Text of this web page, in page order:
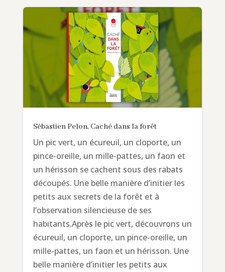
Sébastien Pelon, Caché dans la forêt
Un pic vert, un écureuil, un cloporte, un
pince-oreille, un mille-pattes, un faon et
un hérisson se cachent sous des rabats
découpés. Une belle manière d’initier les
petits aux secrets de la forêt et à
l’observation silencieuse de ses
habitants.Après le pic vert, découvrons un
écureuil, un cloporte, un pince-oreille, un
mille-pattes, un faon et un hérisson. Une
belle manière d’initier les petits aux